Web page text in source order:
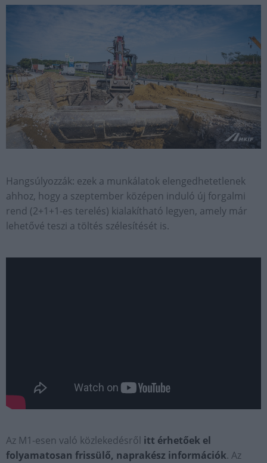
Hangsúlyozzák: ezek a munkálatok elengedhetetlenek
ahhoz, hogy a szeptember középen induló új forgalmi
rend (2+1+1-es terelés) kialakítható legyen, amely már
lehetővé teszi a töltés szélesítését is.
Az M1-esen való közlekedésről itt érhetőek el
folyamatosan frissülő, naprakész információk. Az